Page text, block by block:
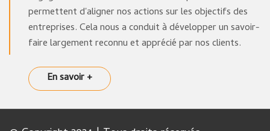
permettent d'aligner nos actions sur les objectifs des
entreprises. Cela nous a conduit à développer un savoir-
faire largement reconnu et apprécié par nos clients.
En savoir +